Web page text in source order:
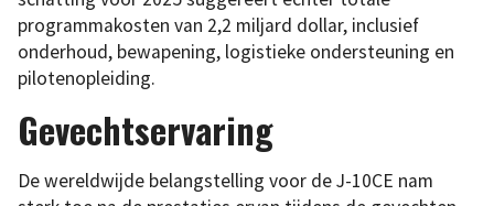
programmakosten van 2,2 miljard dollar, inclusief
onderhoud, bewapening, logistieke ondersteuning en
pilotenopleiding.
Gevechtservaring
De wereldwijde belangstelling voor de J-10CE nam